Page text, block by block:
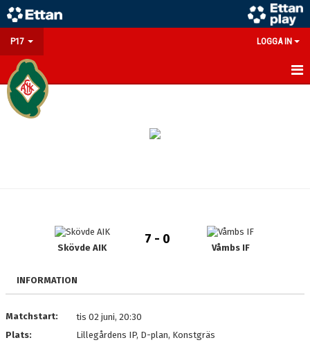
P17 LOGGA IN
HEM
BILDGALLERI
DOKUMENT
Skövde AIK
7 - 0
Våmbs IF
INFORMATION
Matchstart:
tis 02 juni, 20:30
Plats:
Lillegårdens IP, D-plan, Konstgräs